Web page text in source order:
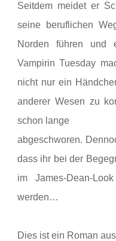
Seitdem meidet er
seine beruflichen
Norden führen und
Vampirin Tuesday
nicht nur ein
anderer Wesen zu
schon lange
abgeschworen.
dass ihr bei der
im James-Dean-
werden…
Dies ist ein Roman